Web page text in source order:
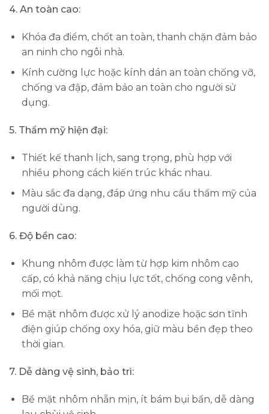
4. An toàn cao:
Khóa đa điểm, chốt an toàn, thanh chặn đảm bảo
an ninh cho ngôi nhà.
Kính cường lực hoặc kính dán an toàn chống vỡ,
chống va đập, đảm bảo an toàn cho người sử
dụng.
5. Thẩm mỹ hiện đại:
Thiết kế thanh lịch, sang trọng, phù hợp với
nhiều phong cách kiến trúc khác nhau.
Màu sắc đa dạng, đáp ứng nhu cầu thẩm mỹ của
người dùng.
6. Độ bền cao:
Khung nhôm được làm từ hợp kim nhôm cao
cấp, có khả năng chịu lực tốt, chống cong vênh,
mối mọt.
Bề mặt nhôm được xử lý anodize hoặc sơn tĩnh
điện giúp chống oxy hóa, giữ màu bền đẹp theo
thời gian.
7. Dễ dàng vệ sinh, bảo trì:
Bề mặt nhôm nhẵn mịn, ít bám bụi bẩn, dễ dàng